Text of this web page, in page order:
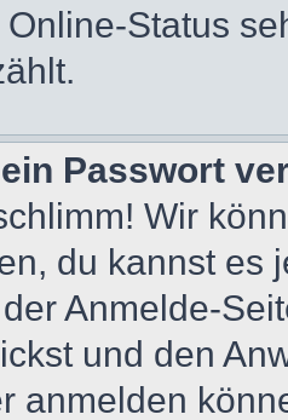
Status
Passwort
Wir
du kannst es
Anmelde-
und den
anmelden